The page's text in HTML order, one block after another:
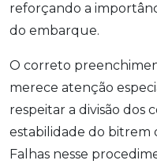
reforçando a
do embarque.
O correto
merece atenção
respeitar a divisão dos
estabilidade do bitrem
Falhas nesse